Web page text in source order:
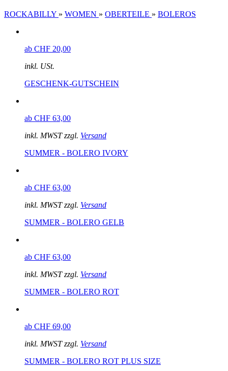
ROCKABILLY » WOMEN » OBERTEILE » BOLEROS
ab CHF 20,00
inkl. USt.
GESCHENK-GUTSCHEIN
ab CHF 63,00
inkl. MWST zzgl. Versand
SUMMER - BOLERO IVORY
ab CHF 63,00
inkl. MWST zzgl. Versand
SUMMER - BOLERO GELB
ab CHF 63,00
inkl. MWST zzgl. Versand
SUMMER - BOLERO ROT
ab CHF 69,00
inkl. MWST zzgl. Versand
SUMMER - BOLERO ROT PLUS SIZE